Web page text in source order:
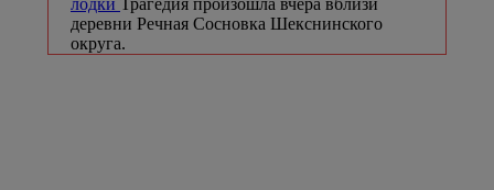
деревни Речная Сосновка Шекснинского
округа.